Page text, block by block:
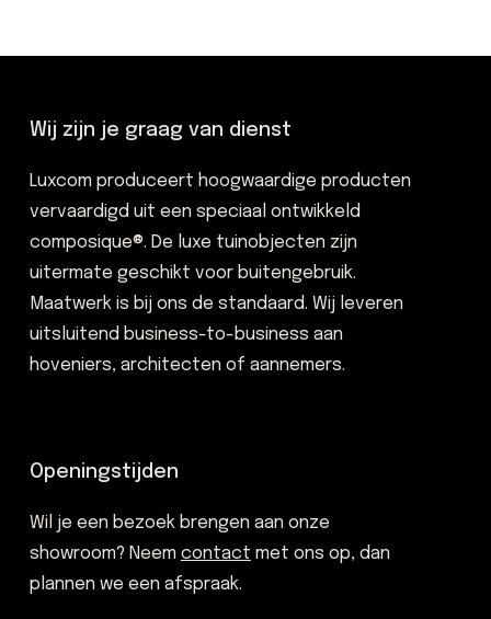
Wij zijn je graag van dienst
Luxcom produceert hoogwaardige producten
vervaardigd uit een speciaal ontwikkeld
composique®. De luxe tuinobjecten zijn
uitermate geschikt voor buitengebruik.
Maatwerk is bij ons de standaard. Wij leveren
uitsluitend business-to-business aan
hoveniers, architecten of aannemers.
Openingstijden
Wil je een bezoek brengen aan onze
showroom? Neem contact met ons op, dan
plannen we een afspraak.